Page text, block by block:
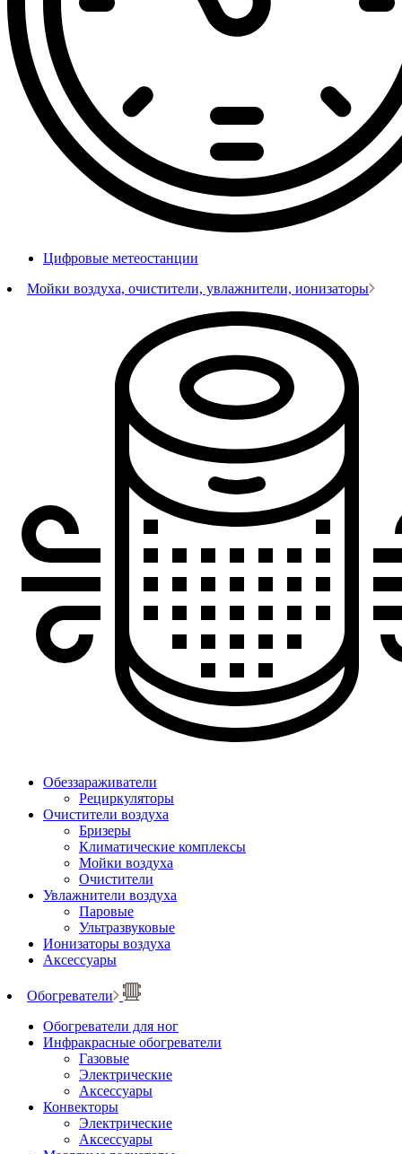
Цифровые метеостанции
Мойки воздуха, очистители, увлажнители, ионизаторы
Обеззараживатели
Рециркуляторы
Очистители воздуха
Бризеры
Климатические комплексы
Мойки воздуха
Очистители
Увлажнители воздуха
Паровые
Ультразвуковые
Ионизаторы воздуха
Аксессуары
Обогреватели
Обогреватели для ног
Инфракрасные обогреватели
Газовые
Электрические
Аксессуары
Конвекторы
Электрические
Аксессуары